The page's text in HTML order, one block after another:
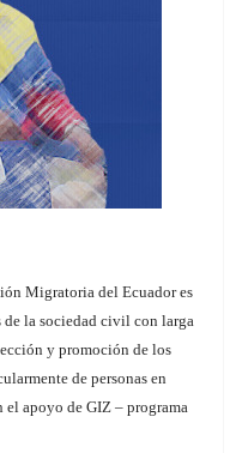
Migratoria del Ecuador es
la sociedad civil con larga
y promoción de los
de personas en
apoyo de GIZ – programa